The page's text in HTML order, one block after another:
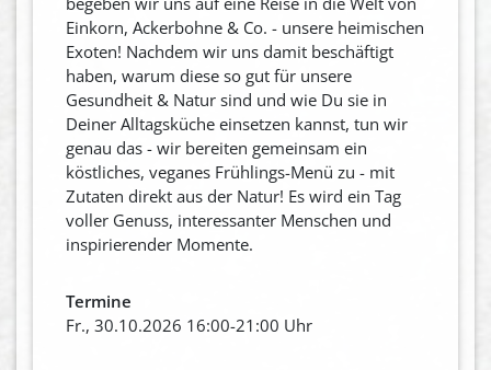
Einkorn, Ackerbohne & Co. - unsere heimischen
Exoten! Nachdem wir uns damit beschäftigt
haben, warum diese so gut für unsere
Gesundheit & Natur sind und wie Du sie in
Deiner Alltagsküche einsetzen kannst, tun wir
genau das - wir bereiten gemeinsam ein
köstliches, veganes Frühlings-Menü zu - mit
Zutaten direkt aus der Natur! Es wird ein Tag
voller Genuss, interessanter Menschen und
inspirierender Momente.
Termine
Fr., 30.10.2026 16:00-21:00 Uhr